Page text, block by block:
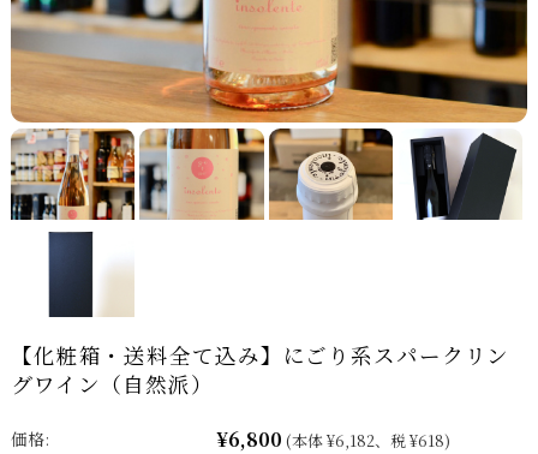
【化粧箱・送料全て込み】にごり系スパークリン
グワイン（自然派）
価格: ¥6,800 (本体 ¥6,182、税 ¥618)